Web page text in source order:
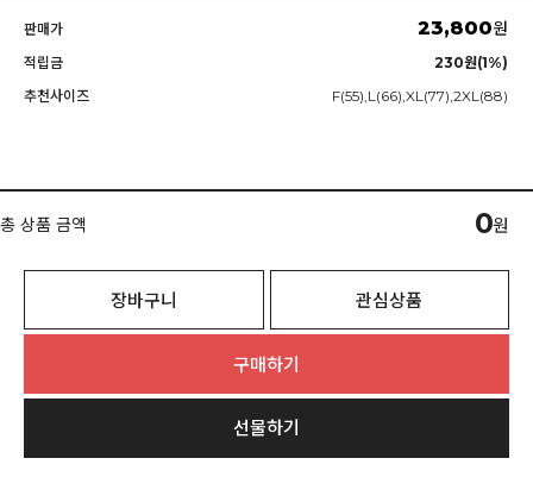
판매가 23,800원
적립금
230원(1%)
추천사이즈
F(55),L(66),XL(77),2XL(88)
총 상품 금액 0원
장바구니 관심상품
구매하기
선물하기